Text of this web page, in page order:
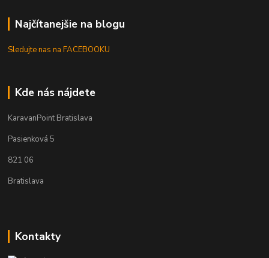
Najčítanejšie na blogu
Sledujte nas na FACEBOOKU
Kde nás nájdete
KaravanPoint Bratislava
Pasienková 5
821 06
Bratislava
Kontakty